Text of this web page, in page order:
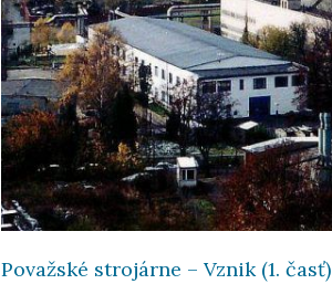
Považské strojárne – Vznik (1. časť)